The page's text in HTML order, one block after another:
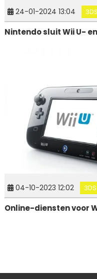
24-01-2024 13:04 3DS
Nintendo sluit Wii U-
04-10-2023 12:02 3DS
Online-diensten voor